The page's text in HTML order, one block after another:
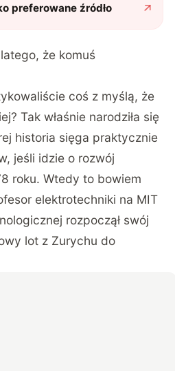
preferowane źródło
że komuś
coś z myślą, że
Tak właśnie narodziła się
historia sięga praktycznie
jeśli idzie o rozwój
roku. Wtedy to bowiem
elektrotechniki na MIT
rozpoczął swój
lot z Zurychu do